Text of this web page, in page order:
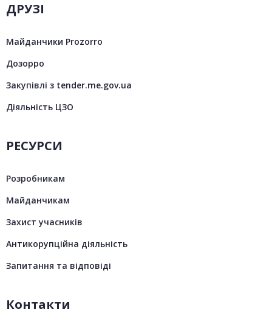
ДРУЗІ
Майданчики Prozorro
Дозорро
Закупівлі з tender.me.gov.ua
Діяльність ЦЗО
РЕСУРСИ
Розробникам
Майданчикам
Захист учасників
Антикорупційна діяльність
Запитання та відповіді
Контакти